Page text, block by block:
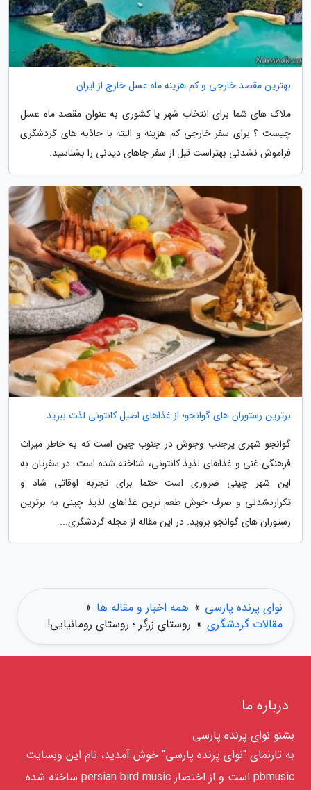
بهترین مقصد خارجی و کم هزینه ماه عسل خارج از ایران
ملاک های شما برای انتخاب شهر یا کشوری به عنوان مقصد ماه عسل
چیست ؟ برای سفر خارجی کم هزینه و البته با جاذبه های گردشگری
فراموش نشدنی بهتراست قبل از سفر جاهای دیدنی را بشناسید.
برترین رستوران های گوانجو؛ از غذاهای اصیل کانتونی لذت ببرید
گوانجو شهری پرجنب وجوش در جنوب چین است که به خاطر میراث
فرهنگی غنی و غذاهای لذیذ کانتونی، شناخته شده است. در سفرتان به
این شهر چینی ضروری است حتما برای تجربه اوقاتی شاد و
تکرارنشدنی و صرف خوش طعم ترین غذاهای لذیذ چینی به برترین
رستوران های گوانجو بروید. در این مقاله از مجله گردشگری...
نوای پرنده پارسی » همه اخبار و مقاله ها »
مقالات گردشگری » روستای زرگر ؛ روستای رومانیایی!
درباره ما
بشنو نوای پرنده پارسی
به تارنمای "نوای پرنده پارسی" خوش آمدید، نام این وبسایت
pbmusic است و از اختصار persian bird music ساخته شده